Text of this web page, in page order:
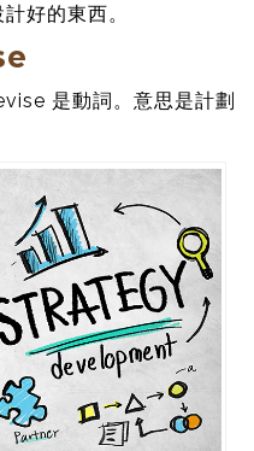
好的東西。
是動詞。意思是計劃